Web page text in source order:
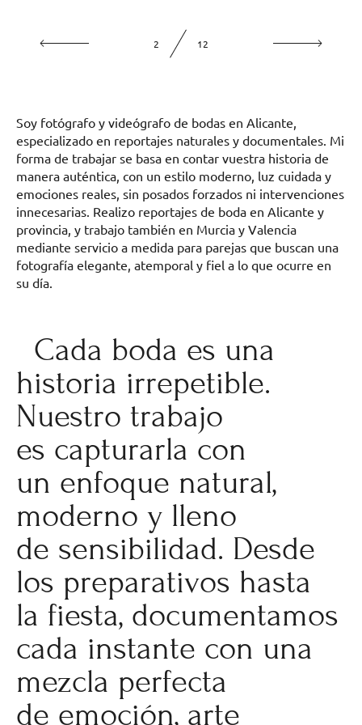
2 12
Soy fotógrafo y videógrafo de bodas en Alicante,
especializado en reportajes naturales y documentales. Mi
forma de trabajar se basa en contar vuestra historia de
manera auténtica, con un estilo moderno, luz cuidada y
emociones reales, sin posados forzados ni intervenciones
innecesarias. Realizo reportajes de boda en Alicante y
provincia, y trabajo también en Murcia y Valencia
mediante servicio a medida para parejas que buscan una
fotografía elegante, atemporal y fiel a lo que ocurre en
su día.
Cada boda es una
historia irrepetible.
Nuestro trabajo
es capturarla con
un enfoque natural,
moderno y lleno
de sensibilidad. Desde
los preparativos hasta
la fiesta, documentamos
cada instante con una
mezcla perfecta
de emoción, arte